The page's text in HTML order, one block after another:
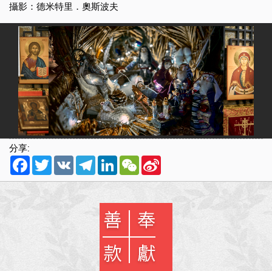
攝影：德米特里．奧斯波夫
分享:
Facebook
TwitterVK TelegramLinkedInWeChat